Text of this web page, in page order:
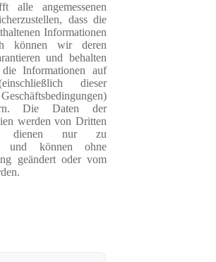
alle angemessenen
dass die
Informationen
können wir deren
und behalten
Informationen auf
dieser
Die Daten der
werden von Dritten
dienen nur zu
und können ohne
geändert oder vom